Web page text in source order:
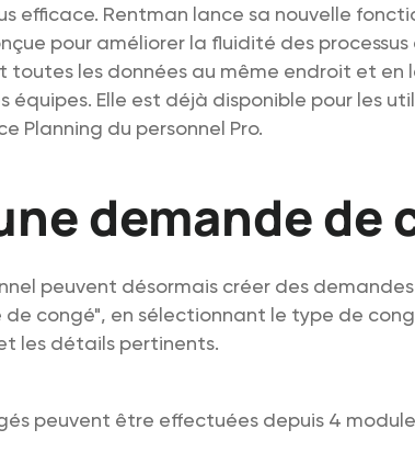
efficace. Rentman lance sa nouvelle
pour améliorer la fluidité des processus
toutes les données au même endroit et en
équipes. Elle est déjà disponible pour les
Planning du personnel Pro.
demande de
peuvent désormais créer des
de congé", en sélectionnant le type de
les détails pertinents.
peuvent être effectuées depuis 4